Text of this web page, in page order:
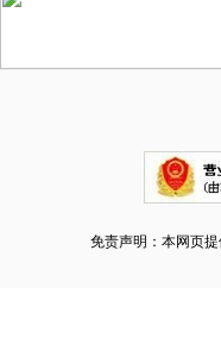
免责声明：本网页